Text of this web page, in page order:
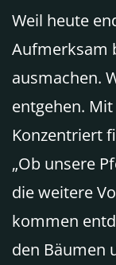
Weil heute
Aufmerksam
ausmachen.
entgehen.
Konzentriert
„Ob unsere
die weitere
kommen
den Bäumen